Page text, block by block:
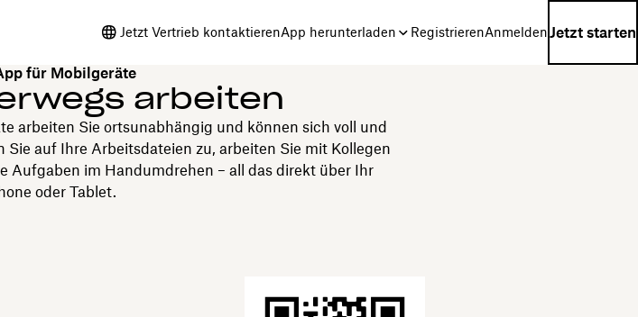
Jetzt Vertrieb kontaktierenApp herunterladen RegistrierenAnmeldenJetzt starten
für Mobilgeräte
arbeiten
arbeiten Sie ortsunabhängig und können sich voll und
auf Ihre Arbeitsdateien zu, arbeiten Sie mit Kollegen
Aufgaben im Handumdrehen – all das direkt über Ihr
oder Tablet.